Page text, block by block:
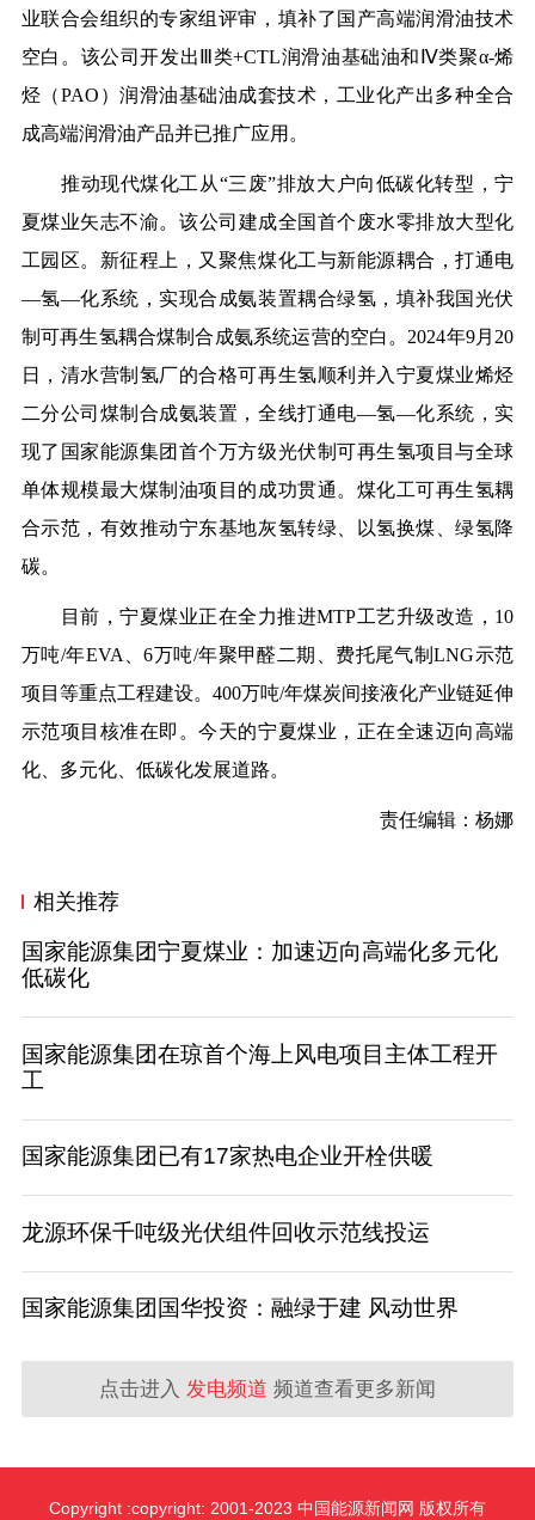
业联合会组织的专家组评审，填补了国产高端润滑油技术
空白。 该公司开发出Ⅲ类+CTL润滑油基础油和Ⅳ类聚α-烯
烃（PAO）润滑油基础油成套技术，工业化产出多种全合
成高端润滑油产品并已推广应用。
推动现代煤化工从“三废”排放大户向低碳化转型，宁
夏煤业矢志不渝。 该公司建成全国首个废水零排放大型化
工园区。新征程上，又聚焦煤化工与新能源耦合，打通电
—氢—化系统，实现合成氨装置耦合绿氢，填补我国光伏
制可再生氢耦合煤制合成氨系统运营的空白。2024年9月20
日，清水营制氢厂的合格可再生氢顺利并入宁夏煤业烯烃
二分公司煤制合成氨装置，全线打通电—氢—化系统，实
现了国家能源集团首个万方级光伏制可再生氢项目与全球
单体规模最大煤制油项目的成功贯通。煤化工可再生氢耦
合示范，有效推动宁东基地灰氢转绿、以氢换煤、绿氢降
碳。
目前，宁夏煤业正在全力推进MTP工艺升级改造，10
万吨/年EVA、6万吨/年聚甲醛二期、费托尾气制LNG示范
项目等重点工程建设。400万吨/年煤炭间接液化产业链延伸
示范项目核准在即。今天的宁夏煤业，正在全速迈向高端
化、多元化、低碳化发展道路。
责任编辑：杨娜
相关推荐
国家能源集团宁夏煤业：加速迈向高端化多元化
低碳化
国家能源集团在琼首个海上风电项目主体工程开
工
国家能源集团已有17家热电企业开栓供暖
龙源环保千吨级光伏组件回收示范线投运
国家能源集团国华投资：融绿于建 风动世界
点击进入 发电频道 频道查看更多新闻
Copyright :copyright: 2001-2023 中国能源新闻网 版权所有